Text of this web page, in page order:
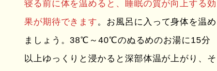
寝る前に体を温めると、睡眠の質が向上する効
果が期待できます。お風呂に入って身体を温め
ましょう。38℃～40℃のぬるめのお湯に15分
以上ゆっくりと浸かると深部体温が上がり、そ